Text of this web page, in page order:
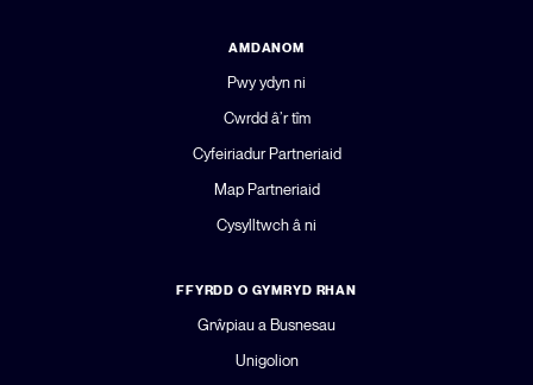
AMDANOM
Pwy ydyn ni
Cwrdd â’r tîm
Cyfeiriadur Partneriaid
Map Partneriaid
Cysylltwch â ni
FFYRDD O GYMRYD RHAN
Grŵpiau a Busnesau
Unigolion